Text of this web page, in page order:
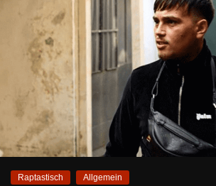
Raptastisch Allgemein